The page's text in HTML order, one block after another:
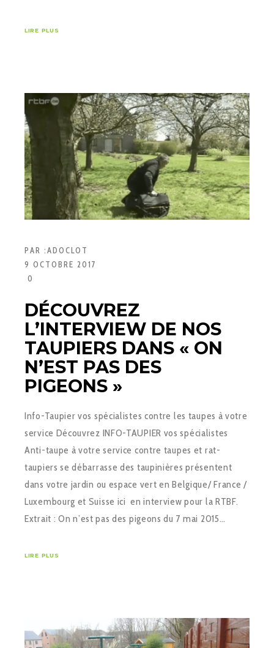
LIRE PLUS
PAR :ADOCLOT
9 OCTOBRE 2017
0
DÉCOUVREZ
L’INTERVIEW DE NOS
TAUPIERS DANS « ON
N’EST PAS DES
PIGEONS »
Info-Taupier vos spécialistes contre les taupes à votre
service Découvrez INFO-TAUPIER vos spécialistes
Anti-taupe à votre service contre taupes et rat-
taupiers se débarrasse des taupinières présentent
dans votre jardin ou espace vert en Belgique/ France /
Luxembourg et Suisse ici en interview pour la RTBF.
Extrait : On n’est pas des pigeons du 7 mai 2015…
LIRE PLUS